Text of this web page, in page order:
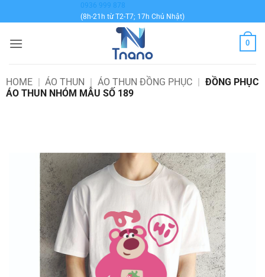
qua
dung
0936 999 878
(8h-21h từ T2-T7; 17h Chủ Nhật)
0
HOME | ÁO THUN | ÁO THUN ĐỒNG PHỤC | ĐỒNG PHỤC
ÁO THUN NHÓM MẪU SỐ 189